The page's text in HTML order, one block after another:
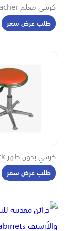
كرسي معلم Teacher'...
طلب عرض سعر
كرسي بدون ظهر Back...
طلب عرض سعر